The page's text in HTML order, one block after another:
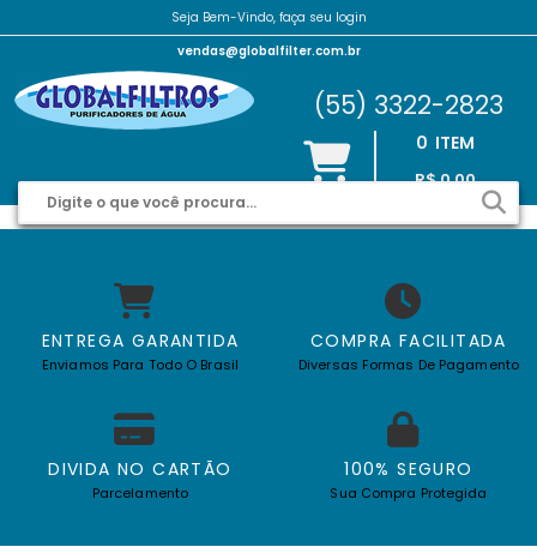
Seja Bem-Vindo, faça seu login
vendas@globalfilter.com.br
(55) 3322-2823
0 ITEM
R$ 0,00
ENTREGA GARANTIDA
Enviamos Para Todo O Brasil
COMPRA FACILITADA
Diversas Formas De Pagamento
DIVIDA NO CARTÃO
Parcelamento
100% SEGURO
Sua Compra Protegida